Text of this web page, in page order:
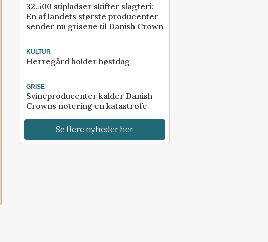
32.500 stipladser skifter slagteri:
En af landets største producenter
sender nu grisene til Danish Crown
KULTUR
Herregård holder høstdag
GRISE
Svineproducenter kalder Danish
Crowns notering en katastrofe
Se flere nyheder her